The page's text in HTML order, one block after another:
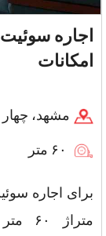
اجاره
امکانات
مشهد،
برای اجاره